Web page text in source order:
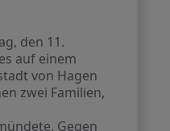
den 11.
auf einem
von Hagen
zwei Familien,
Gegen